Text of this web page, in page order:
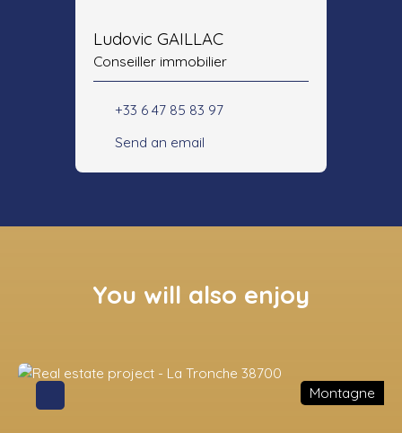
Ludovic GAILLAC
Conseiller immobilier
+33 6 47 85 83 97
Send an email
You will also enjoy
Montagne